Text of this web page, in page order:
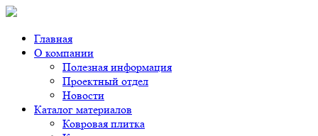
Главная
О компании
Полезная информация
Проектный отдел
Новости
Каталог материалов
Ковровая плитка